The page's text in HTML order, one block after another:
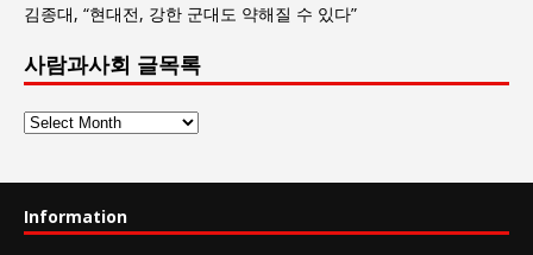
김종대, “현대전, 강한 군대도 약해질 수 있다”
사람과사회 글목록
사
회
Information